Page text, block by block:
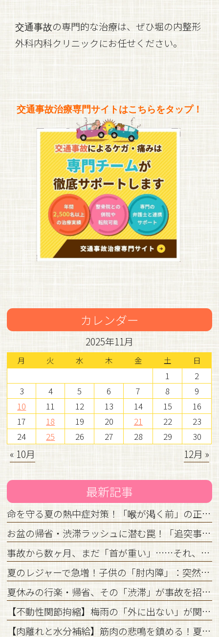
交通事故の専門的な治療は、ぜひ堀の内整形
外科内科クリニックにお任せください。
交通事故治療専門サイトはこちらをタップ！
カレンダー
2025年11月
月 火 水 木 金 土 日
1
2
3
4 5 6 7 8
9
10
11 12 13 14 15
16
17
18 19 20 21 22
23
24
25 26 27 28 29 30
« 10月 12月 »
最新記事
命を守る夏の熱中症対策！「喉が渇く前」の正しい水分補給と身体の仕組み
お盆の帰省・渋滞ラッシュに潜む罠！「追突事故」を防ぐための心構えと初期対応
事故から数ヶ月、まだ「首が重い」……それ、放置してはいけません。
夏のレジャーで急増！子供の「肘内障」：突然泣き止まないその腕、どうすればいい？
夏休みの行楽・帰省、その「渋滞」が事故を招く？リスクと対策を徹底解説
【不動性関節拘縮】梅雨の「外に出ない」が関節を固める？今すぐできるメンテナンス術
【肉離れと水分補給】筋肉の悲鳴を鎮める！夏の運動と「正しい水分補給」の医学的関係